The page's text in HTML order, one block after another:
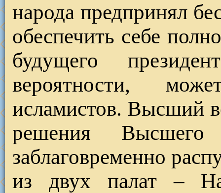
народа предпринял
обеспечить себе
будущего
вероятности,
исламистов. Высший
решения Высшего
заблаговременно
из двух палат –